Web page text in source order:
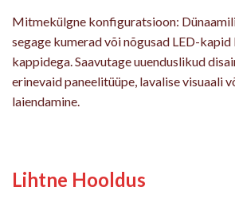
Mitmekülgne konfiguratsioon:
segage kumerad või nõgusad LED-kapid
kappidega. Saavutage uuenduslikud
erinevaid paneelitüüpe, lavalise visuaali
laiendamine.
Lihtne Hooldus